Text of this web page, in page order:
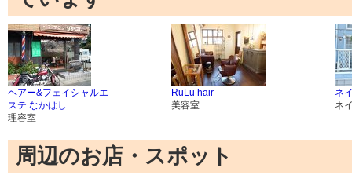
ヘアー&フェイシャルエ
ステ なかはし
理容室
RuLu hair
美容室
ネ
ネ
周辺のお店・スポット